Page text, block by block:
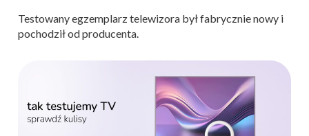
Testowany egzemplarz telewizora był fabrycznie nowy i
pochodził od producenta.